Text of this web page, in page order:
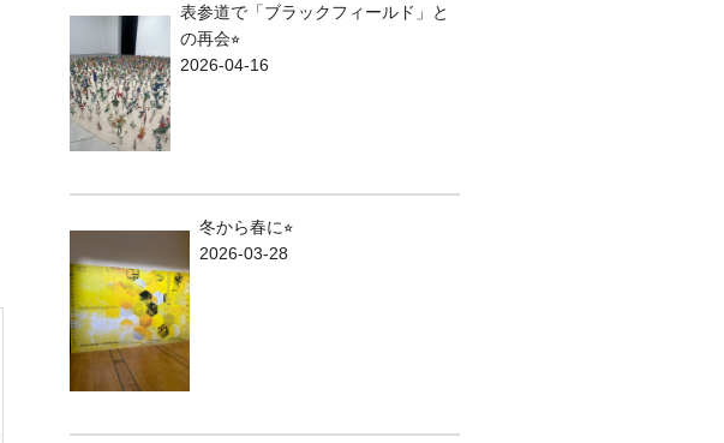
表参道で「ブラックフィールド」と
の再会⭐︎
2026-04-16
冬から春に⭐︎
2026-03-28